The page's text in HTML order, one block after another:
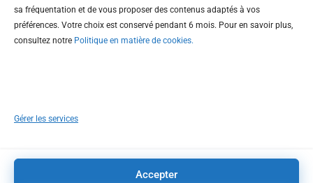
sa fréquentation et de vous proposer des contenus adaptés à vos
préférences. Votre choix est conservé pendant 6 mois. Pour en savoir plus,
consultez notre Politique en matière de cookies.
Gérer les services
Accepter
Faire une demande
récentes